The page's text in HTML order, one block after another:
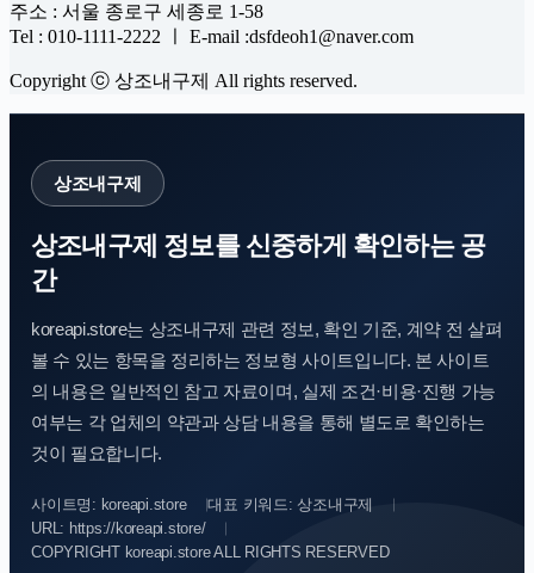
주소 : 서울 종로구 세종로 1-58
Tel : 010-1111-2222 ㅣ E-mail :dsfdeoh1@naver.com
Copyright ⓒ 상조내구제 All rights reserved.
상조내구제
상조내구제 정보를 신중하게 확인하는 공
간
koreapi.store는 상조내구제 관련 정보, 확인 기준, 계약 전 살펴
볼 수 있는 항목을 정리하는 정보형 사이트입니다. 본 사이트
의 내용은 일반적인 참고 자료이며, 실제 조건·비용·진행 가능
여부는 각 업체의 약관과 상담 내용을 통해 별도로 확인하는
것이 필요합니다.
사이트명: koreapi.store
대표 키워드: 상조내구제
URL: https://koreapi.store/
COPYRIGHT koreapi.store ALL RIGHTS RESERVED